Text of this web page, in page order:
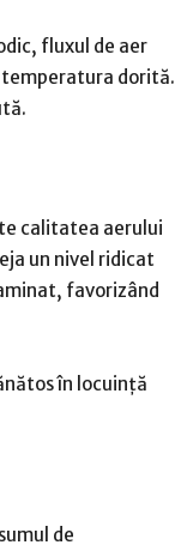
fluxul de aer
dorită.
calitatea aerului
un nivel ridicat
favorizând
în locuință
de